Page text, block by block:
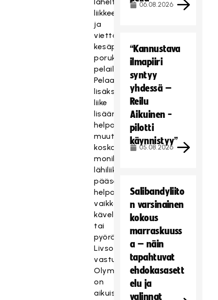
liikkeelle
ja
viettää
kesäpäivää
porukassa
pelaillen.
Pelaamisen
lisäksi
liike
lisääntyy
helposti
muutenkin,
koska
monikäyttöisille
lähiliikuntapaikoille
pääsee
helposti
vaikka
kävellen
tai
pyörällä.
Livsonin
vastuualuetta
Olympiakomiteassa
on
aikuisten
06.08.2026
“Kannustava
ilmapiiri
syntyy
yhdessä –
Reilu
Aikuinen -
pilotti
käynnistyy”
05.08.2026
Salibandyliito
n varsinainen
kokous
marraskuuss
a – näin
tapahtuvat
ehdokasasett
elu ja
valinnat